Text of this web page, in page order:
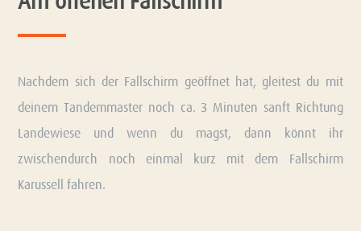
Nachdem sich der Fallschirm geöffnet hat, gleitest du mit
deinem Tandemmaster noch ca. 3 Minuten sanft Richtung
Landewiese und wenn du magst, dann könnt ihr
zwischendurch noch einmal kurz mit dem Fallschirm
Karussell fahren.